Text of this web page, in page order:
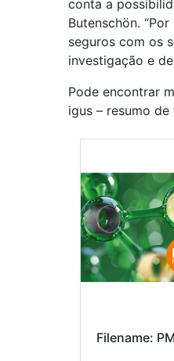
conta a
Butenschön.
seguros com os
investigação e
Pode encontrar
igus – resumo
Filename: